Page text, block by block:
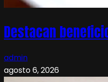
Destacan
admin
agosto 6, 2026